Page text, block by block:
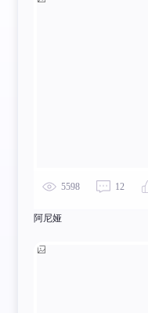
5598 12
阿尼娅